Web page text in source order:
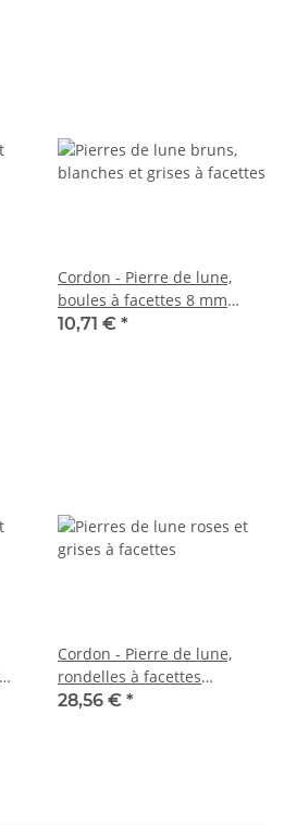
Cordon - Pierre de lune,
boules à facettes 8 mm
multicolores, longueur 36,5
10,71 € *
Cordon - Pierre de lune,
rondelles à facettes
3,5x5mm multicolore, 39cm
28,56 € *